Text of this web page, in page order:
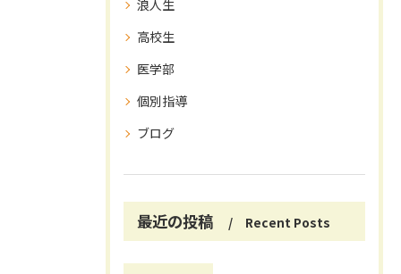
浪人生
高校生
医学部
個別指導
ブログ
最近の投稿 Recent Posts